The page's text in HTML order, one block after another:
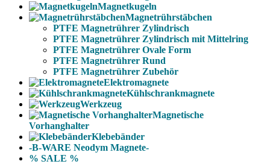
Magnetkugeln
Magnetrührstäbchen
PTFE Magnetrührer Zylindrisch
PTFE Magnetrührer Zylindrisch mit Mittelring
PTFE Magnetrührer Ovale Form
PTFE Magnetrührer Rund
PTFE Magnetrührer Zubehör
Elektromagnete
Kühlschrankmagnete
Werkzeug
Magnetische
Vorhanghalter
Klebebänder
-B-WARE Neodym Magnete-
% SALE %